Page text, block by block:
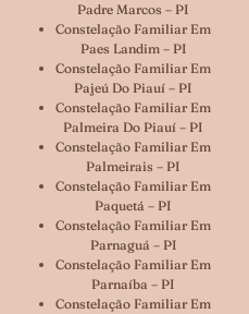
Padre Marcos – PI
Constelação Familiar Em
Paes Landim – PI
Constelação Familiar Em
Pajeú Do Piauí – PI
Constelação Familiar Em
Palmeira Do Piauí – PI
Constelação Familiar Em
Palmeirais – PI
Constelação Familiar Em
Paquetá – PI
Constelação Familiar Em
Parnaguá – PI
Constelação Familiar Em
Parnaíba – PI
Constelação Familiar Em